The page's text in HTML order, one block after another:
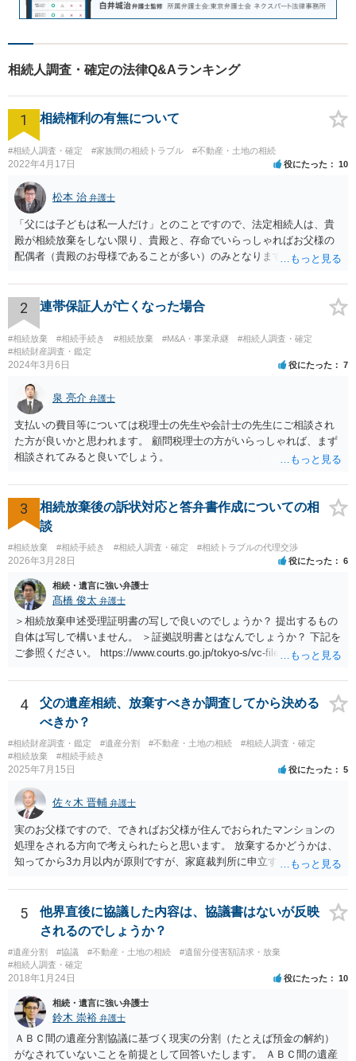
相続人調査・確定の法律Q&Aランキング
1 相続権利の有無について
#相続人調査・確定 #家族間の相続トラブル #不動産・土地の相続
2022年4月17日 役にたった 10
松本 治 弁護士
「父には子どもは私一人だけ」とのことですので、法定相続人は、貴
殿が相続放棄をしない限り、貴殿と、存命でいらっしゃればお父様の
配偶者（貴殿のお母様であることが多い）のみとなります。遺言がな
2 連帯保証人が亡くなった場合
#相続放棄 #相続手続き #相続放棄 #M&A・事業承継
#相続人調査・確定
#相続財産調査・鑑定
2024年3月6日 役にたった 7
泉 亮介 弁護士
支払いの費目等については税理士の先生や会計士の先生にご相談され
た方が良いかと思われます。 顧問税理士の方がいらっしゃれば、まず
相談されてみると良いでしょう。
3
相続放棄後の訴状対応と答弁書作成についての相
談
#相続放棄 #相続手続き #相続人調査・確定 #相続トラブルの代理交渉
2026年3月28日 役にたった 6
相続・遺言に強い弁護士
髙橋 俊太 弁護士
＞相続放棄申述受理証明書の写しで良いのでしょうか？ 提出するもの
自体は写しで構いません。 ＞証拠説明書とはなんでしょうか？ 下記を
ご参照ください。 https://www.courts.go.jp/tokyo-s/vc-files/tokyo-s/file/
4
父の遺産相続、放棄すべきか調査してから決める
べきか？
#相続財産調査・鑑定 #遺産分割 #不動産・土地の相続
#相続人調査・確定
#相続放棄
#相続手続き
2025年7月15日 役にたった 5
佐々木 晋輔 弁護士
実のお父様ですので、できればお父様が住んでおられたマンションの
処理をされる方向で考えられたらと思います。 放棄するかどうかは、
知ってから3カ月以内が原則ですが、家庭裁判所に申立すれば3カ月の
放棄するかどうか決めることができます。 銀行やサラ金が数年も放置
することはありませんので、数年後に借金が発見される可能性はほぼ
ありません。 なお、私が扱った相続放棄を検討していた案件で、期間
伸長して調査したところ、サラ金に対する過払金など相当な財産が見
つかったため相続したという事例がありました。
5
他界直後に協議した内容は、協議書はないが反映
されるのでしょうか？
#遺産分割 #協議 #不動産・土地の相続
#遺留分侵害額請求・放棄
#相続人調査・確定
2018年1月24日 役にたった 10
相続・遺言に強い弁護士
鈴木 崇裕 弁護士
ＡＢＣ間の遺産分割協議に基づく現実の分割（たとえば預金の解約）
がなされていないことを前提として回答いたします。 ＡＢＣ間の遺産